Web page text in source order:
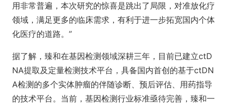
用非常普遍，本次研究的惊喜是跳出了局限，对准放化疗
领域，满足更多的临床需求，有利于进一步拓宽国内个体
化医疗的道路。”
据了解，臻和在基因检测领域深耕三年，目前已建立ctD
NA提取及定量检测技术平台，具备国内首创的基于ctDN
A检测的多个实体肿瘤的伴随诊断、预后评估、用药指导
的技术平台。当前，基因检测行业标准亟待完善，臻和一